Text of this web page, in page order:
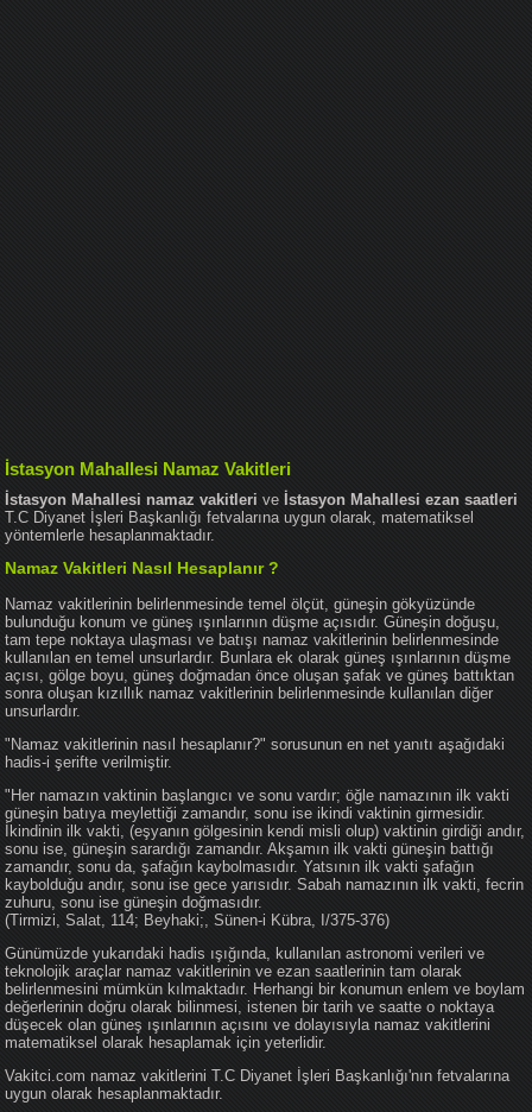
İstasyon Mahallesi Namaz Vakitleri
İstasyon Mahallesi namaz vakitleri ve İstasyon Mahallesi ezan saatleri
T.C Diyanet İşleri Başkanlığı fetvalarına uygun olarak, matematiksel
yöntemlerle hesaplanmaktadır.
Namaz Vakitleri Nasıl Hesaplanır ?
Namaz vakitlerinin belirlenmesinde temel ölçüt, güneşin gökyüzünde
bulunduğu konum ve güneş ışınlarının düşme açısıdır. Güneşin doğuşu,
tam tepe noktaya ulaşması ve batışı namaz vakitlerinin belirlenmesinde
kullanılan en temel unsurlardır. Bunlara ek olarak güneş ışınlarının düşme
açısı, gölge boyu, güneş doğmadan önce oluşan şafak ve güneş battıktan
sonra oluşan kızıllık namaz vakitlerinin belirlenmesinde kullanılan diğer
unsurlardır.
"Namaz vakitlerinin nasıl hesaplanır?" sorusunun en net yanıtı aşağıdaki
hadis-i şerifte verilmiştir.
"Her namazın vaktinin başlangıcı ve sonu vardır; öğle namazının ilk vakti
güneşin batıya meylettiği zamandır, sonu ise ikindi vaktinin girmesidir.
İkindinin ilk vakti, (eşyanın gölgesinin kendi misli olup) vaktinin girdiği andır,
sonu ise, güneşin sarardığı zamandır. Akşamın ilk vakti güneşin battığı
zamandır, sonu da, şafağın kaybolmasıdır. Yatsının ilk vakti şafağın
kaybolduğu andır, sonu ise gece yarısıdır. Sabah namazının ilk vakti, fecrin
zuhuru, sonu ise güneşin doğmasıdır.
(Tirmizi, Salat, 114; Beyhaki;, Sünen-i Kübra, I/375-376)
Günümüzde yukarıdaki hadis ışığında, kullanılan astronomi verileri ve
teknolojik araçlar namaz vakitlerinin ve ezan saatlerinin tam olarak
belirlenmesini mümkün kılmaktadır. Herhangi bir konumun enlem ve boylam
değerlerinin doğru olarak bilinmesi, istenen bir tarih ve saatte o noktaya
düşecek olan güneş ışınlarının açısını ve dolayısıyla namaz vakitlerini
matematiksel olarak hesaplamak için yeterlidir.
Vakitci.com namaz vakitlerini T.C Diyanet İşleri Başkanlığı'nın fetvalarına
uygun olarak hesaplanmaktadır.